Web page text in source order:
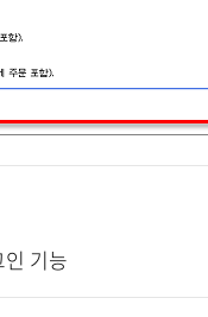
기능